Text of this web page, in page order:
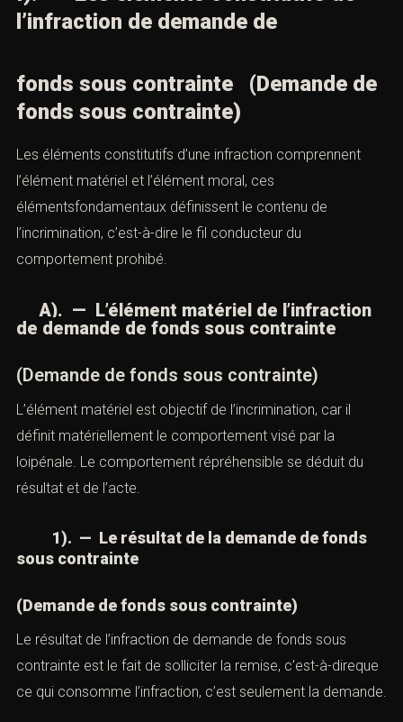
l’infraction de demande de
fonds sous contrainte (Demande de
fonds sous contrainte)
Les éléments constitutifs d’une infraction comprennent
l’élément matériel et l’élément moral, ces
élémentsfondamentaux définissent le contenu de
l’incrimination, c’est-à-dire le fil conducteur du
comportement prohibé.
A). — L’élément matériel de l’infraction
de demande de fonds sous contrainte
(Demande de fonds sous contrainte)
L’élément matériel est objectif de l’incrimination, car il
définit matériellement le comportement visé par la
loipénale. Le comportement répréhensible se déduit du
résultat et de l’acte.
1). — Le résultat de la demande de fonds
sous contrainte
(Demande de fonds sous contrainte)
Le résultat de l’infraction de demande de fonds sous
contrainte est le fait de solliciter la remise, c’est-à-direque
ce qui consomme l’infraction, c’est seulement la demande.